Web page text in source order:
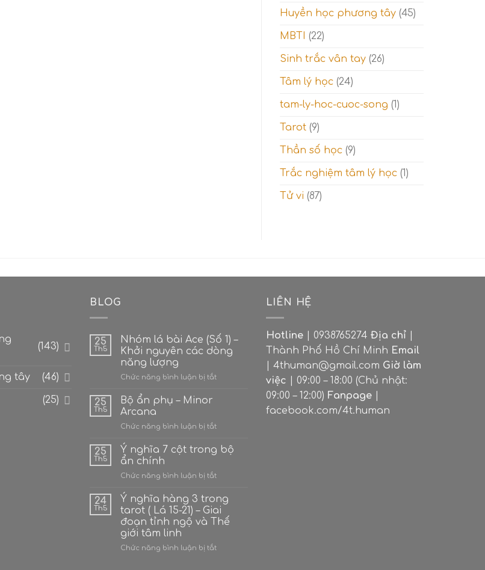
Huyền học phương tây (45)
MBTI (22)
Sinh trắc vân tay (26)
Tâm lý học (24)
tam-ly-hoc-cuoc-song (1)
Tarot (9)
Thần số học (9)
Trắc nghiệm tâm lý học (1)
Tử vi (87)
(143)
tây (46)
(25)
BLOG
25
Th5
Nhóm lá bài Ace (Số 1) –
Khởi nguyên các dòng
năng lượng
Chức năng bình luận bị tắtở
(Số
–
các
năng
lượng
25
Th5
Bộ ẩn phụ – Minor
Arcana
Chức năng bình luận bị tắtở
ẩn
phụ
Minor
25
Th5
Ý nghĩa 7 cột trong bộ
ẩn chính
Chức năng bình luận bị tắtở
nghĩa
cột
trong
ẩn
24
Th5
Ý nghĩa hàng 3 trong
tarot ( Lá 15-21) – Giai
đoạn tỉnh ngộ và Thế
giới tâm linh
Chức năng bình luận bị tắtở
LIÊN HỆ
Hotline| 0938765274 Địa chỉ|
Thành Phố Hồ Chí Minh Email
| 4thuman@gmail.com Giờ làm
việc | 09:00 – 18:00 (Chủ nhật:
09:00 – 12:00) Fanpage|
facebook.com/4t.human